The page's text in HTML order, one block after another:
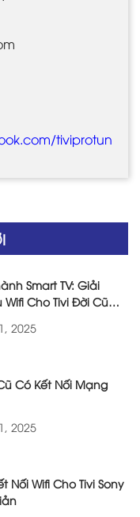
tiviprotun
Smart TV: Giải
Cho Tivi Đời Cũ
2025
Có Kết Nối Mạng
2025
Nối Wifi Cho Tivi Sony